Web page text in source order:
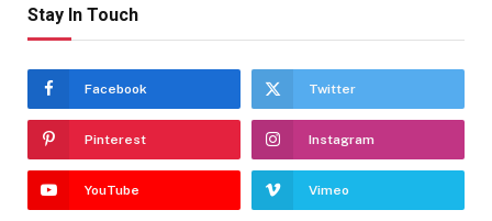
Stay In Touch
Facebook Twitter
Pinterest Instagram
YouTube Vimeo